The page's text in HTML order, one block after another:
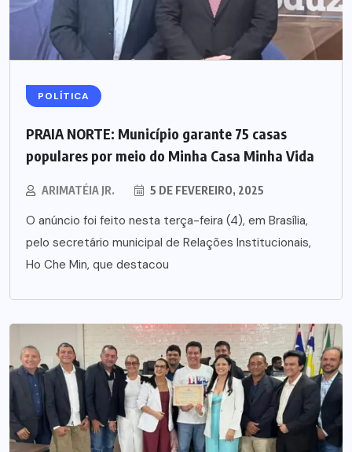
POLÍTICA
PRAIA NORTE: Município garante 75 casas
populares por meio do Minha Casa Minha Vida
ARIMATÉIA JR. 5 DE FEVEREIRO, 2025
O anúncio foi feito nesta terça-feira (4), em Brasília,
pelo secretário municipal de Relações Institucionais,
Ho Che Min, que destacou